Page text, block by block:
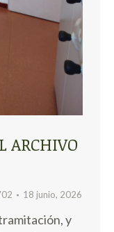
ARCHIVO
18 junio, 2026
y